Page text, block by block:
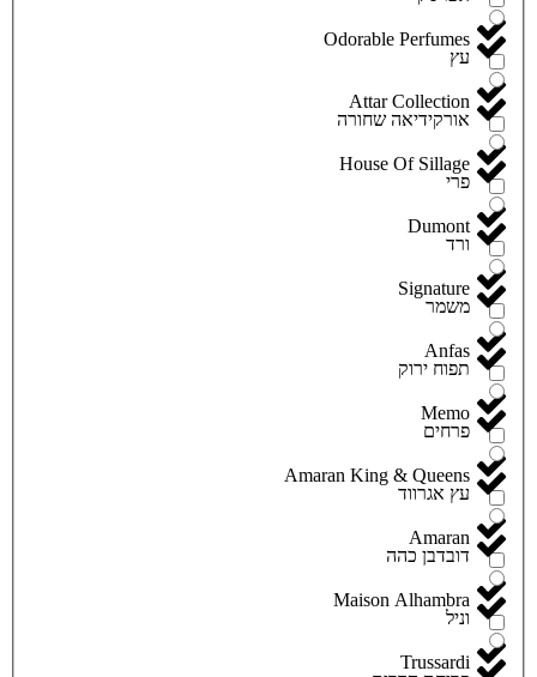
Odorable Perfumes
Attar Collection
House Of Sillage
Dumont
Signature
Anfas
Memo
Amaran King & Queens
Amaran
Maison Alhambra
Trussardi
עץ
אורקידיאה שחורה
פרי
ורד
משמר
תפוח ירוק
פרחים
עץ אגרווד
דובדבן כהה
וניל